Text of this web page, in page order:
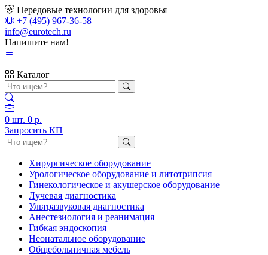
Передовые технологии для здоровья
+7 (495) 967-36-58
info@eurotech.ru
Напишите нам!
Каталог
0 шт. 0 р.
Запросить КП
Хирургическое оборудование
Урологическое оборудование и литотрипсия
Гинекологическое и акушерское оборудование
Лучевая диагностика
Ультразвуковая диагностика
Анестезиология и реанимация
Гибкая эндоскопия
Неонатальное оборудование
Общебольничная мебель